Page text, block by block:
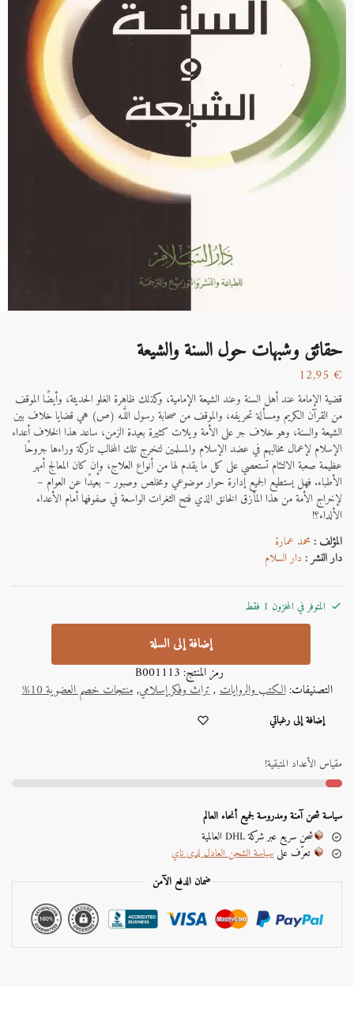
حقائق وشبهات حول السنة والشيعة
12,95 €
قضية الإمامة عند أهل السنة وعند الشيعة الإمامية، وكذلك ظاهرة الغلو الحديثة، وأيضًا الموقف
من القرآن الكريم ومسألة تحريفه، والموقف من صحابة رسول اللَّـه (ص) هي قضايا خلاف بين
الشيعة والسنة، وهو خلاف جر على الأمة ويلات كثيرة بعيدة الزمن، ساعد هذا الخلاف أعداء
الإسلام لإعمال مخالبهم في عضد الإسلام والمسلمين لتخرج تلك المخالب تاركة وراءها جروحًا
عظيمة صعبة الالتئام تستعصي على كل ما يقدم لها من أنواع العلاج، وإن كان المعالج أمهر
الأطباء. فهل يستطيع الجميع إدارة حوار موضوعي ومخلص وصبور – بعيدًا عن العوام –
لإخراج الأمة من هذا المأزق الخانق الذي فتح الثغرات الواسعة في صفوفها أمام الأعداء
الألداء؟!
المؤلف :محمد عمارة
دار النشر :دار السلام
المتوفر في المخزون 1 فقط
إضافة إلى السلة
رمز المنتج: B001113
التصنيفات:الكتب والروايات,تراث وفكر إسلامي,منتجات خصم العضوية 10%
e
r
n
a
t
i
v
إضافة إلى رغباتي
مقياس الأعداد المتبقية!
سياسة شحن آمنة ومدروسة لجميع أنحاء العالم
شحن سريع عبر شركة DHL العالمية
تعرّف علىسياسة الشحن العادل لدى ناي
ضمان الدفع الآمن